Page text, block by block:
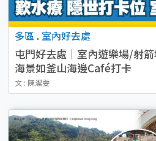
多區 . 室內好去處
屯門好去處｜室內遊樂場/射
海景如釜山海邊Café打卡
文 : 陳潔雯